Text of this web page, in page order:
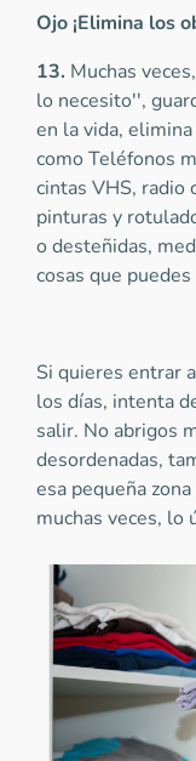
Ojo ¡Elimina los
13. Muchas
lo necesito'',
en la vida,
como Teléfonos
cintas VHS, radio
pinturas y
o desteñidas,
cosas que
Si quieres entrar
los días, intenta
salir. No abrigos
desordenadas,
esa pequeña
muchas veces, lo